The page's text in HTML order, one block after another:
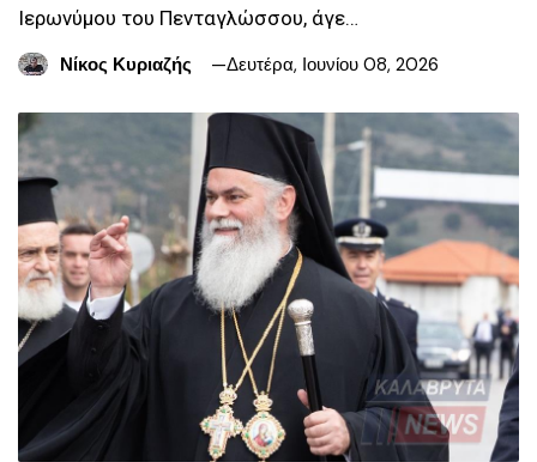
Ιερωνύμου του Πενταγλώσσου, άγε…
Νίκος Κυριαζής
Δευτέρα, Ιουνίου 08, 2026